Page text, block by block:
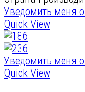
Уведомить меня
Quick View
Уведомить меня
Quick View